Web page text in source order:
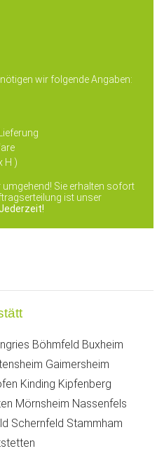
wir folgende Angaben:
H )
umgehend! Sie erhalten sofort
ist unser
Böhmfeld Buxheim
Gaimersheim
Kinding Kipfenberg
Mörnsheim Nassenfels
Schernfeld Stammham